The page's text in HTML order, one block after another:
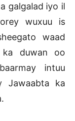
galgalad iyo il
wuxuu is
waad
ka duwan oo
intuu
Jawaabta ka